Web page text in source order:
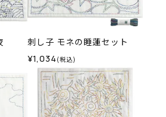
刺し子 モネの睡蓮セット
¥1,034 (税込)